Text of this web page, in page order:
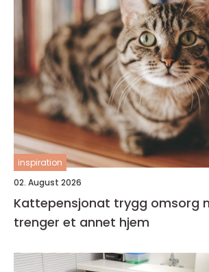
inspiration
02. August 2026
Kattepensjonat trygg omsorg når katten
trenger et annet hjem